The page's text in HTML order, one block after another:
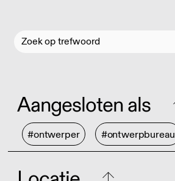
Aangesloten als
#ontwerper #ontwerpbureau